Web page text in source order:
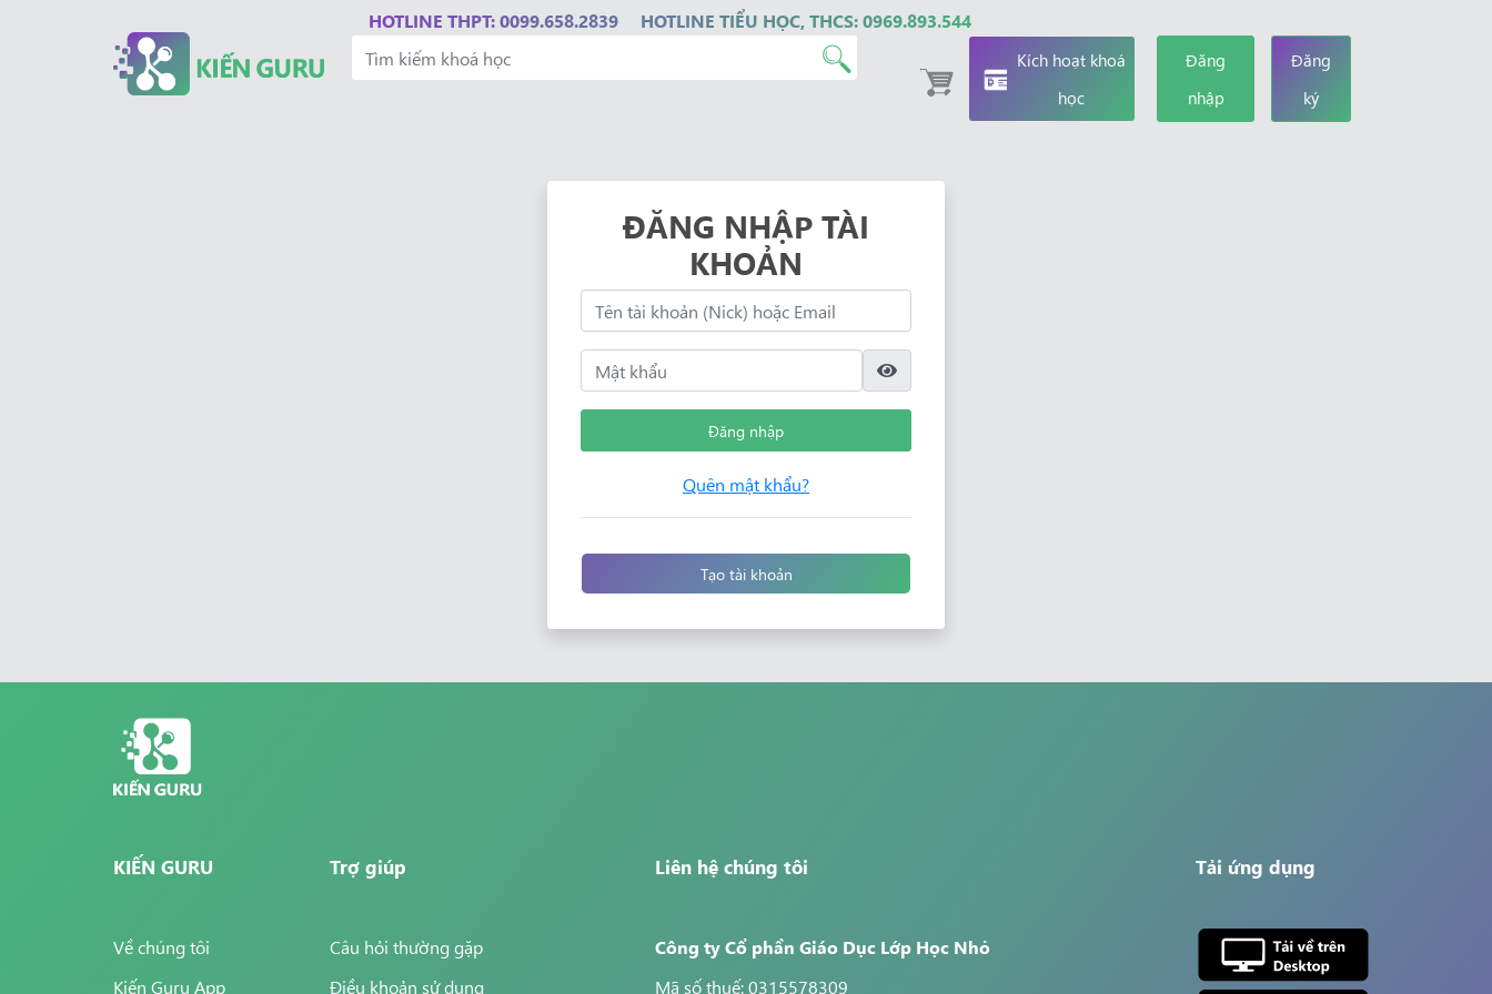
HOTLINE THPT: 0099.658.2839 HOTLINE TIỂU HỌC, THCS: 0969.893.544
Kích hoạt khoá
học
Đăng
nhập
Đăng
ký
ĐĂNG NHẬP TÀI
KHOẢN
Đăng nhập
Quên mật khẩu?
Tạo tài khoản
KIẾN GURU
Về chúng tôi
Kiến Guru App
Trợ giúp
Câu hỏi thường gặp
Điều khoản sử dụng
Liên hệ chúng tôi
Công ty Cổ phần Giáo Dục Lớp Học Nhỏ
Mã số thuế: 0315578309
Tải ứng dụng